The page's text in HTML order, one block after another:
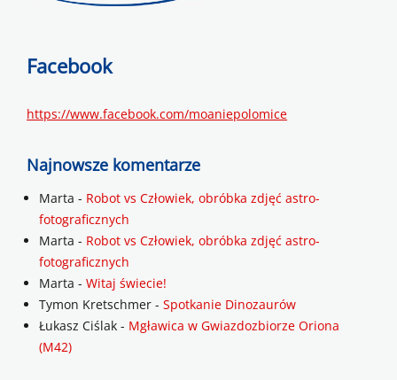
Facebook
https://www.facebook.com/moaniepolomice
Najnowsze komentarze
Marta - Robot vs Człowiek, obróbka zdjęć astro-
fotograficznych
Marta - Robot vs Człowiek, obróbka zdjęć astro-
fotograficznych
Marta - Witaj świecie!
Tymon Kretschmer - Spotkanie Dinozaurów
Łukasz Ciślak - Mgławica w Gwiazdozbiorze Oriona
(M42)